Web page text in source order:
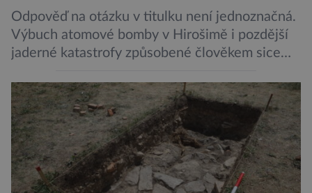
Odpověď na otázku v titulku není jednoznačná.
Výbuch atomové bomby v Hirošimě i pozdější
jaderné katastrofy způsobené člověkem sice
slabší a dlouhodobé záření poškozuje DNA.
Přesto není stále zcela jasné, nakolik se mutace
vzniklé ozářením přenášejí na potomstvo. Před
pěti lety, těsně před 35. výročím výbuchu
Černobylské jaderné elektrárny, […]